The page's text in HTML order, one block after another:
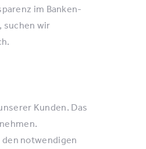
im Banken-
suchen wir
Kunden. Das
notwendigen